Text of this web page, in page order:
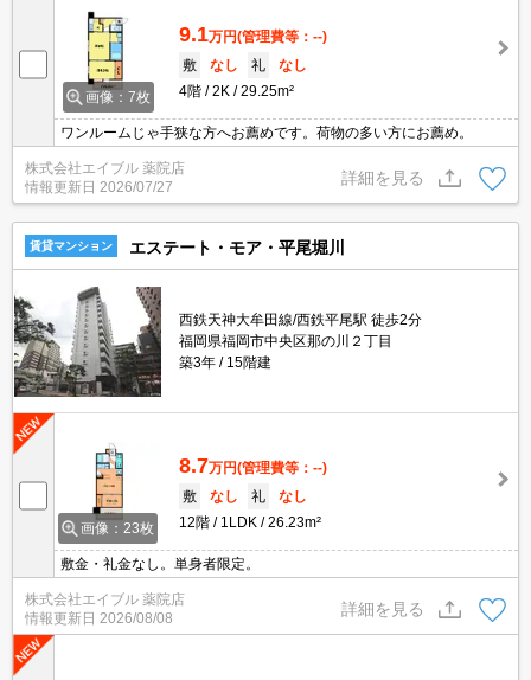
画像：7枚
9.1万円(管理費等：--)
敷
なし 礼
なし
4階
2K 29.25m²
ワンルームじゃ手狭な方へお薦めです。荷物の多い方にお薦め。
株式会社エイブル 薬院店
情報更新日 2026/07/27
詳細を見る
賃貸マンション エステート・モア・平尾堀川
西鉄天神大牟田線/西鉄平尾駅 徒歩2分
福岡県福岡市中央区那の川２丁目
築3年
15階建
画像：23枚
8.7万円(管理費等：--)
敷
なし 礼
なし
12階
1LDK 26.23m²
敷金・礼金なし。単身者限定。
株式会社エイブル 薬院店
情報更新日 2026/08/08
詳細を見る